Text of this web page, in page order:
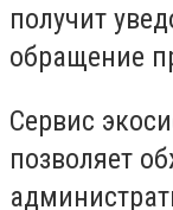
получит
обращение
Сервис
позволяет